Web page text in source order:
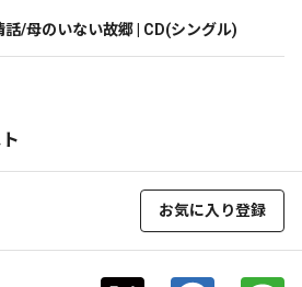
/母のいない故郷 | CD(シングル)
お気に入り登録